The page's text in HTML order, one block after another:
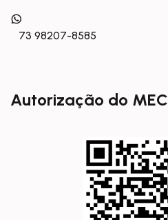
73 98207-8585
Autorização do MEC